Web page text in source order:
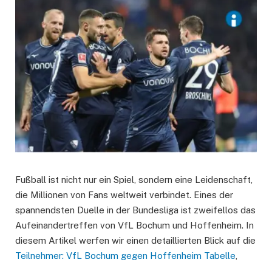
Fußball ist nicht nur ein Spiel, sondern eine Leidenschaft,
die Millionen von Fans weltweit verbindet. Eines der
spannendsten Duelle in der Bundesliga ist zweifellos das
Aufeinandertreffen von VfL Bochum und Hoffenheim. In
diesem Artikel werfen wir einen detaillierten Blick auf die
Teilnehmer: VfL Bochum gegen Hoffenheim Tabelle